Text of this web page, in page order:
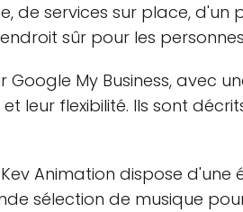
de services sur place,
sûr pour les
Google My Business,
leur flexibilité. Ils sont
Animation dispose
sélection de musique